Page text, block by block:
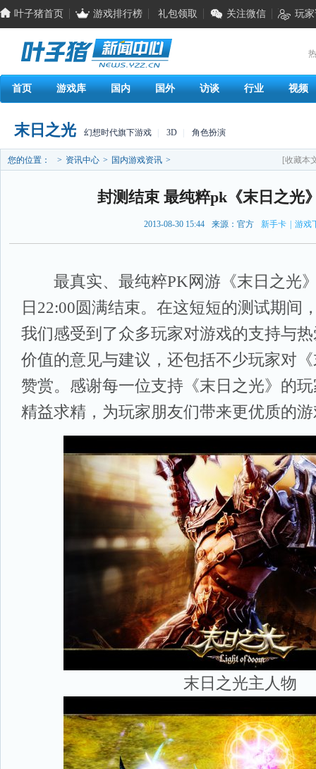
叶子猪首页 游戏排行榜 礼包领取 关注微信 玩
首页 游戏库 国内 国外 访谈 行业 视频
末日之光 幻想时代旗下游戏 3D 角色扮演
您的位置： > 资讯中心 > 国内游戏资讯 > [收藏本
封测结束 最纯粹pk《末日之光
2013-08-30 15:44 来源：官方 新手卡 游戏
最真实、最纯粹PK网游《末日之光》
日22:00圆满结束。在这短短的测试期间
我们感受到了众多玩家对游戏的支持与
价值的意见与建议，还包括不少玩家对
赞赏。感谢每一位支持《末日之光》的
精益求精，为玩家朋友们带来更优质的
末日之光主人物